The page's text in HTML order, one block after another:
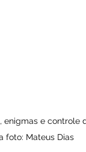
enigmas e controle
foto: Mateus Dias